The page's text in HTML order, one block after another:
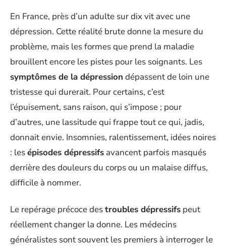
En France, près d’un adulte sur dix vit avec une
dépression. Cette réalité brute donne la mesure du
problème, mais les formes que prend la maladie
brouillent encore les pistes pour les soignants. Les
symptômes de la dépression dépassent de loin une
tristesse qui durerait. Pour certains, c’est
l’épuisement, sans raison, qui s’impose ; pour
d’autres, une lassitude qui frappe tout ce qui, jadis,
donnait envie. Insomnies, ralentissement, idées noires
: lesépisodes dépressifs avancent parfois masqués
derrière des douleurs du corps ou un malaise diffus,
difficile à nommer.
Le repérage précoce destroubles dépressifs peut
réellement changer la donne. Les médecins
généralistes sont souvent les premiers à interroger le